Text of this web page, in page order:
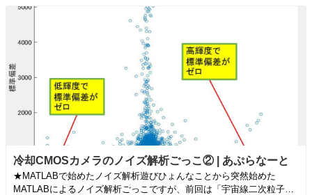
冷却CMOSカメラのノイズ解析ごっこ② | あぷらなーと
★MATLABで始めたノイズ解析遊びひょんなことから突然始めた
MATLABによるノイズ解析ごっこですが、前回は「宇宙線二次粒子の